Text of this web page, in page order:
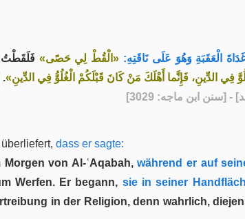
الْعَقَبَةِ وَهُوَ عَلَى نَاقَتِهِ: «الْقُطْ لِي حَصًى»
فِي الدِّينِ، فَإِنَّما أَهْلَكَ مَنْ كَانَ قَبْلَكُمْ الْغُلُوُّ فِي الدِّينِ».
[سنن ابن ماجه: 3029]
dass er sagte:
von Al-ʿAqabah,während er auf
Werfen. Er begann, sie in seiner
in der Religion, denn wahrlich,